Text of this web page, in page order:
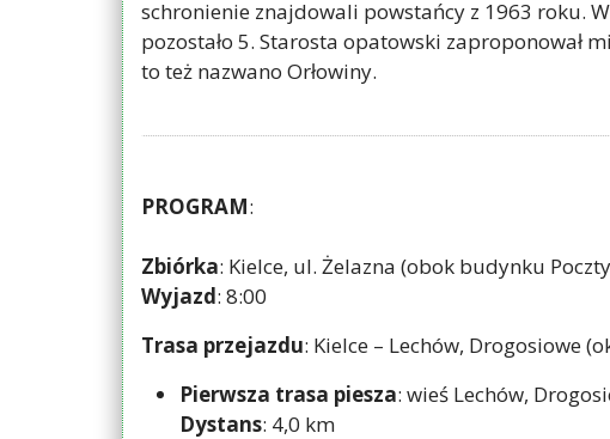
schronienie znajdowali powstańcy z 1963 roku.
pozostało 5. Starosta opatowski zaproponował
to też nazwano Orłowiny.
PROGRAM:
Zbiórka: Kielce, ul. Żelazna (obok budynku
Wyjazd: 8:00
Trasa przejazdu: Kielce – Lechów, Drogosiowe
Pierwsza trasa piesza: wieś Lechów,
Dystans: 4,0 km